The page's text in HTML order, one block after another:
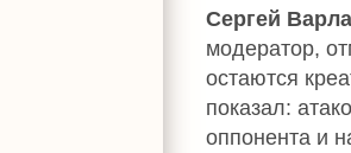
Сергей
модератор,
остаются
показал:
оппонента и